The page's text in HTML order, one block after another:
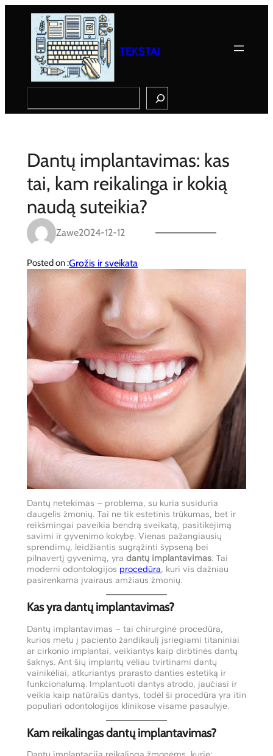
TEKSTAI
Dantų implantavimas: kas
tai, kam reikalinga ir kokią
naudą suteikia?
Zawe2024-12-12
Posted on :Grožis ir sveikata
Dantų netekimas – problema, su kuria susiduria
daugelis žmonių. Tai ne tik estetinis trūkumas, bet ir
reikšmingai paveikia bendrą sveikatą, pasitikėjimą
savimi ir gyvenimo kokybę. Vienas pažangiausių
sprendimų, leidžiantis sugrąžinti šypseną bei
pilnavertį gyvenimą, yra dantų implantavimas. Tai
moderni odontologijos procedūra, kuri vis dažniau
pasirenkama įvairaus amžiaus žmonių.
Kas yra dantų implantavimas?
Dantų implantavimas – tai chirurginė procedūra,
kurios metu į paciento žandikaulį įsriegiami titaniniai
ar cirkonio implantai, veikiantys kaip dirbtinės dantų
šaknys. Ant šių implantų vėliau tvirtinami dantų
vainikėliai, atkuriantys prarasto danties estetiką ir
funkcionalumą. Implantuoti dantys atrodo, jaučiasi ir
veikia kaip natūralūs dantys, todėl ši procedūra yra itin
populiari odontologijos klinikose visame pasaulyje.
Kam reikalingas dantų implantavimas?